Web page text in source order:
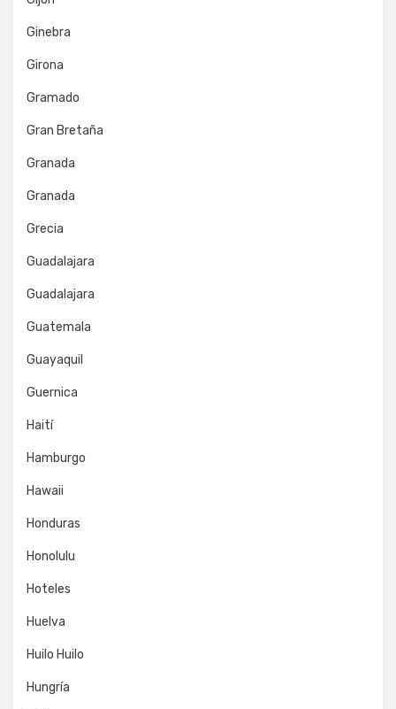
Ginebra
Girona
Gramado
Gran Bretaña
Granada
Granada
Grecia
Guadalajara
Guadalajara
Guatemala
Guayaquil
Guernica
Haití
Hamburgo
Hawaii
Honduras
Honolulu
Hoteles
Huelva
Huilo Huilo
Hungría